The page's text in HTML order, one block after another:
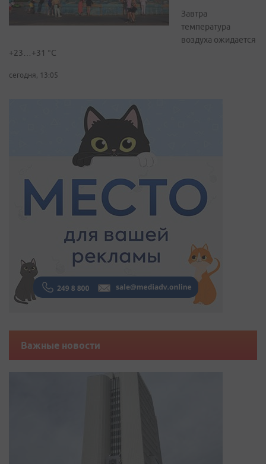
Завтра
температура
воздуха ожидается
+23…+31 °C
сегодня, 13:05
Важные новости